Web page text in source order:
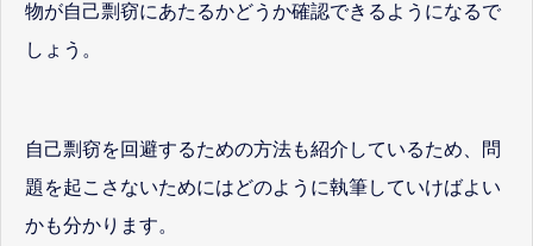
物が自己剽窃にあたるかどうか確認できるようになるで
しょう。
自己剽窃を回避するための方法も紹介しているため、問
題を起こさないためにはどのように執筆していけばよい
かも分かります。